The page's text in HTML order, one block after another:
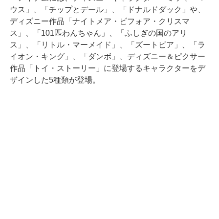
ウス」、「チップとデール」、「ドナルドダック」や、
ディズニー作品「ナイトメア・ビフォア・クリスマ
ス」、「101匹わんちゃん」、「ふしぎの国のアリ
ス」、「リトル・マーメイド」、「ズートピア」、「ラ
イオン・キング」、「ダンボ」、ディズニー＆ピクサー
作品「トイ・ストーリー」に登場するキャラクターをデ
ザインした5種類が登場。